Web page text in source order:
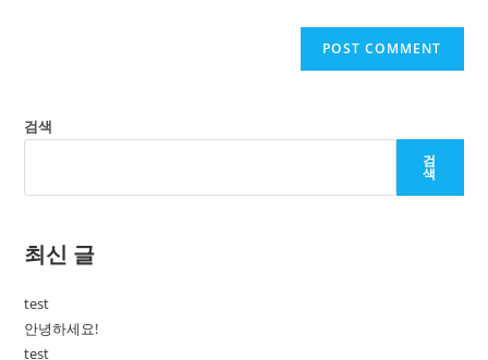
검색
검
색
최신 글
test
안녕하세요!
test